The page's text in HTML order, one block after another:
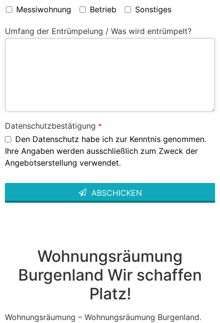
Messiwohnung
Betrieb Sonstiges
Umfang der Entrümpelung / Was wird entrümpelt?
Datenschutzbestätigung *
Den Datenschutz habe ich zur Kenntnis genommen.
Ihre Angaben werden ausschließlich zum Zweck der
Angebotserstellung verwendet.
ABSCHICKEN
Wohnungsräumung
Burgenland Wir schaffen
Platz!
Wohnungsräumung – Wohnungsräumung Burgenland.